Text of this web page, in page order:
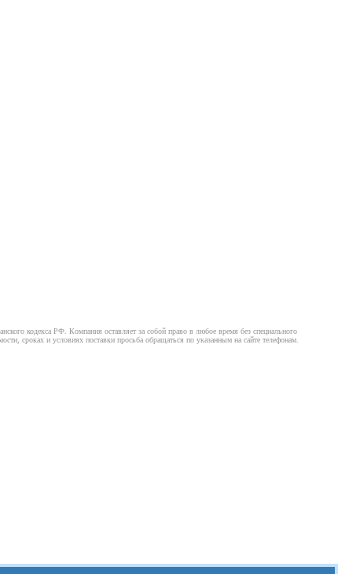
кодекса РФ. Компания оставляет за собой право в любое время без специального
сроках и условиях поставки просьба обращаться по указанным на сайте телефонам.